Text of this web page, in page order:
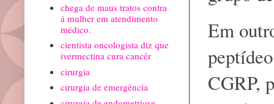
Em
CGRP,
chega de maus tratos contra
á mulher em atendimento
médico.
cientista oncologista diz que
ivermectina cura cancêr
cirurgia
cirurgia de emergência